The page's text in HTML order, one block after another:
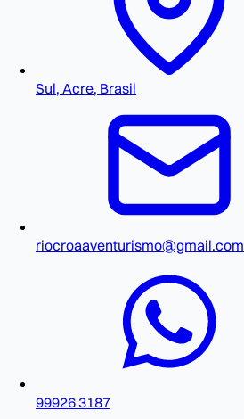
Sul, Acre, Brasil
riocroaaventurismo@gmail.com
99926 3187